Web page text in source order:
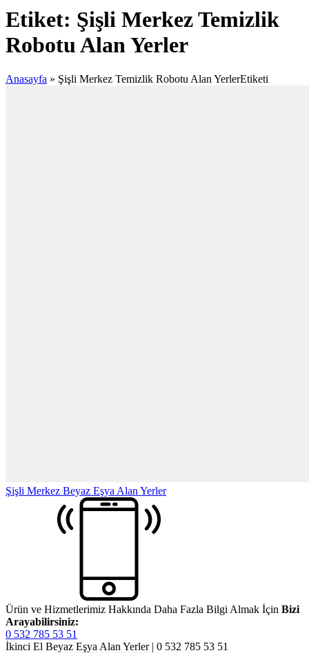
Etiket: Şişli Merkez Temizlik
Robotu Alan Yerler
Anasayfa » Şişli Merkez Temizlik Robotu Alan YerlerEtiketi
Şişli Merkez Beyaz Eşya Alan Yerler
Ürün ve Hizmetlerimiz Hakkında Daha Fazla Bilgi Almak İçin Bizi
Arayabilirsiniz:
0 532 785 53 51
İkinci El Beyaz Eşya Alan Yerler | 0 532 785 53 51